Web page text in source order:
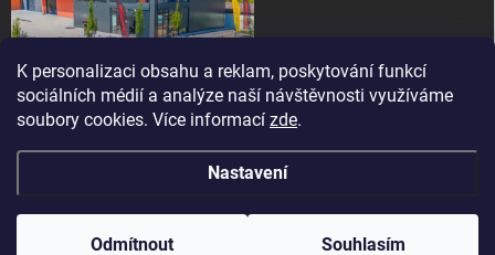
K personalizaci obsahu a reklam, poskytování funkcí
sociálních médií a analýze naší návštěvnosti využíváme
soubory cookies. Více informací zde.
Nastavení
Odmítnout Souhlasím
Copyright 2026els-moto.cz. Všechna práva vyhrazena.Upravit nastavení